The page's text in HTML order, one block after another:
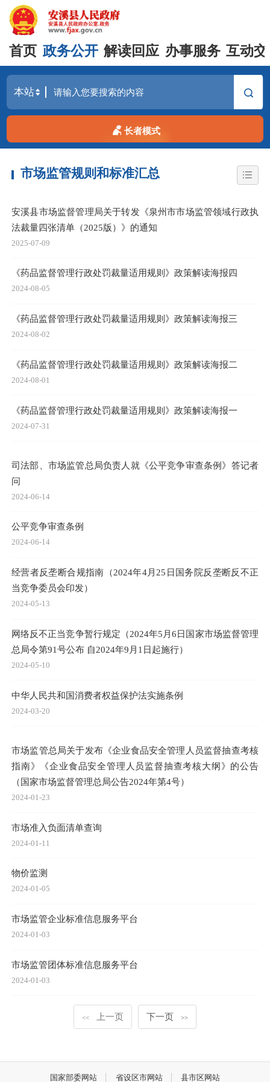
首页 政务公开 解读回应 办事服务 互动
长者模式
市场监管规则和标准汇总
安溪县市场监督管理局关于转发《泉州市市场监管领域行政执
法裁量四张清单（2025版）》的通知
2025-07-09
《药品监督管理行政处罚裁量适用规则》政策解读海报四
2024-08-05
《药品监督管理行政处罚裁量适用规则》政策解读海报三
2024-08-02
《药品监督管理行政处罚裁量适用规则》政策解读海报二
2024-08-01
《药品监督管理行政处罚裁量适用规则》政策解读海报一
2024-07-31
司法部、市场监管总局负责人就《公平竞争审查条例》答记者
问
2024-06-14
公平竞争审查条例
2024-06-14
经营者反垄断合规指南（2024年4月25日国务院反垄断反不正
当竞争委员会印发）
2024-05-13
网络反不正当竞争暂行规定（2024年5月6日国家市场监督管理
总局令第91号公布 自2024年9月1日起施行）
2024-05-10
中华人民共和国消费者权益保护法实施条例
2024-03-20
市场监管总局关于发布《企业食品安全管理人员监督抽查考核
指南》《企业食品安全管理人员监督抽查考核大纲》的公告
（国家市场监督管理总局公告2024年第4号）
2024-01-23
市场准入负面清单查询
2024-01-11
物价监测
2024-01-05
市场监管企业标准信息服务平台
2024-01-03
市场监管团体标准信息服务平台
2024-01-03
<< 上一页 下一页 >>
国家部委网站 省设区市网站 县市区网站